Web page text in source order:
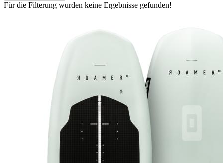
Für die Filterung wurden keine Ergebnisse gefunden!